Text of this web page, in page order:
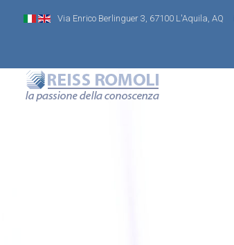
Via Enrico Berlinguer 3, 67100 L'Aquila, AQ